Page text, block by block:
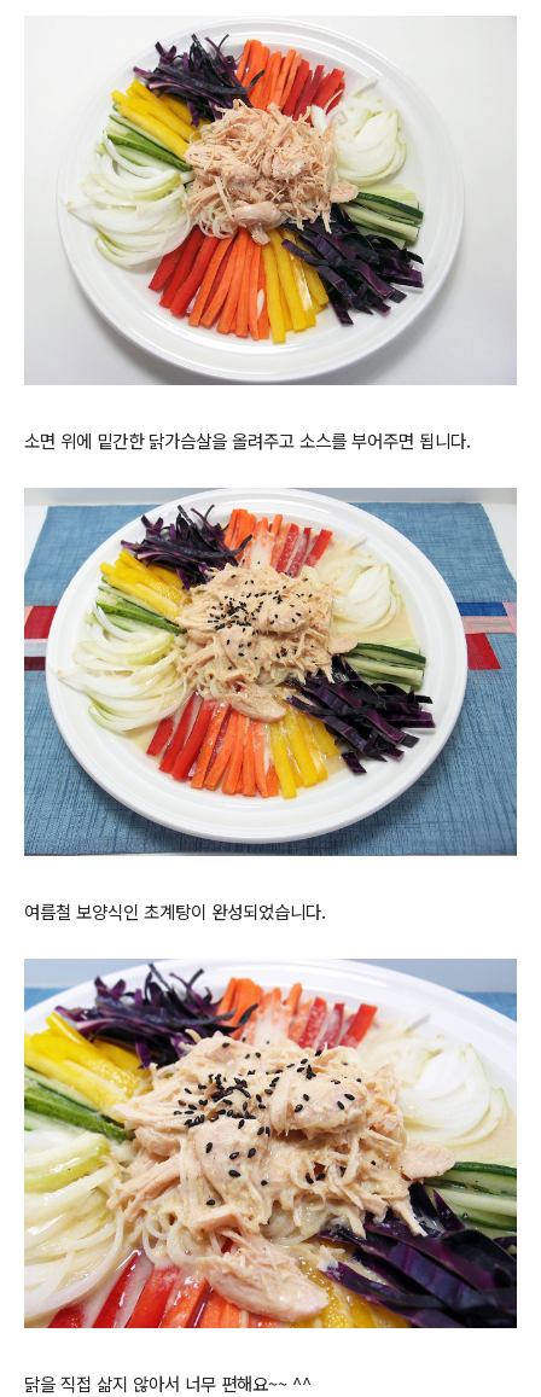
소면 위에 밑간한 닭가슴살을 올려주고 소스를 부어주면 됩니다.
여름철 보양식인 초계탕이 완성되었습니다.
닭을 직접 삶지 않아서 너무 편해요~~ ^^